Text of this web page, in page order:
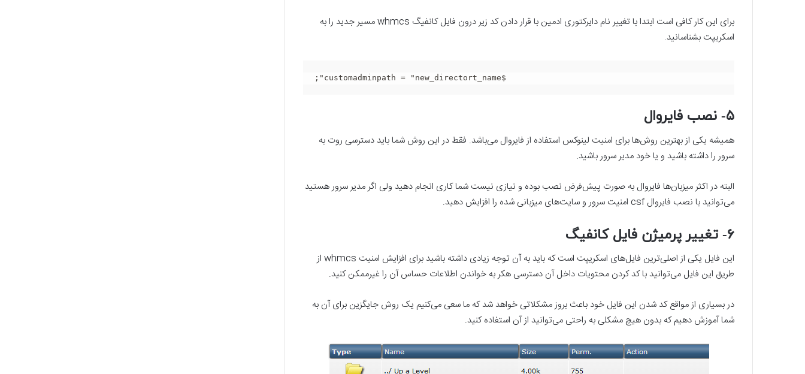
برای این کار کافی است ابتدا با تغییر نام دایرکتوری ادمین با قرار دادن کد زیر درون فایل کانفیگ whmcs مسیر جدید را به
اسکریپت بشناسانید.
;"customadminpath = "new_directort_name$
۵- نصب فایروال
همیشه یکی از بهترین روش‌ها برای امنیت لینوکس استفاده از فایروال می‌باشد. فقط در این روش شما باید دسترسی روت به
سرور را داشته باشید و یا خود مدیر سرور باشید.
البته در اکثر میزبان‌ها فایروال به صورت پیش‌فرض نصب بوده و نیازی نیست شما کاری انجام دهید ولی اگر مدیر سرور هستید
می‌توانید با نصب فایروال csf امنیت سرور و سایت‌های میزبانی شده را افزایش دهید.
۶- تغییر پرمیژن فایل کانفیگ
این فایل یکی از اصلی‌ترین فایل‌های اسکریپت است که باید به آن توجه زیادی داشته باشید برای افزایش امنیت whmcs از
طریق این فایل می‌توانید با کد کردن محتویات داخل آن دسترسی هکر به خواندن اطلاعات حساس آن را غیرممکن کنید.
در بسیاری از مواقع کد شدن این فایل خود باعث بروز مشکلاتی خواهد شد که ما سعی می‌کنیم یک روش جایگزین برای آن به
شما آموزش دهیم که بدون هیچ مشکلی به راحتی می‌توانید از آن استفاده کنید.